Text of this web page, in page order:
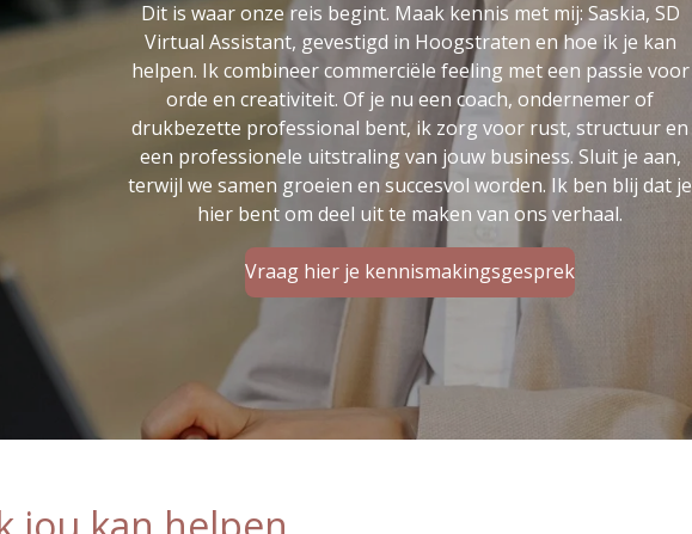
Dit is waar onze reis begint. Maak kennis met mij: Saskia, SD
Virtual Assistant, gevestigd in Hoogstraten en hoe ik je kan
helpen. Ik combineer commerciële feeling met een passie voor
orde en creativiteit. Of je nu een coach, ondernemer of
drukbezette professional bent, ik zorg voor rust, structuur en
een professionele uitstraling van jouw business. Sluit je aan,
terwijl we samen groeien en succesvol worden. Ik ben blij dat je
hier bent om deel uit te maken van ons verhaal.
Vraag hier je kennismakingsgesprek